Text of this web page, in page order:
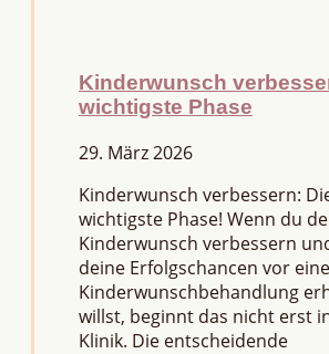
Kinderwunsch
wichtigste Phase
29. März 2026
Kinderwunsch verbessern:
wichtigste Phase! Wenn du
Kinderwunsch verbessern
deine Erfolgschancen vor
Kinderwunschbehandlung
willst, beginnt das nicht erst
Klinik. Die entscheidende